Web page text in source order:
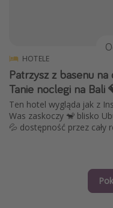
Zanzibar
Polska
Malediwy
Azja Południowo-
Tajlandia
HOTELE
Patrzysz z basenu
Tanie noclegi na Bali
Ten hotel wygląda jak z
Was zaskoczy 🐒 blisko
💦 dostępność przez cały